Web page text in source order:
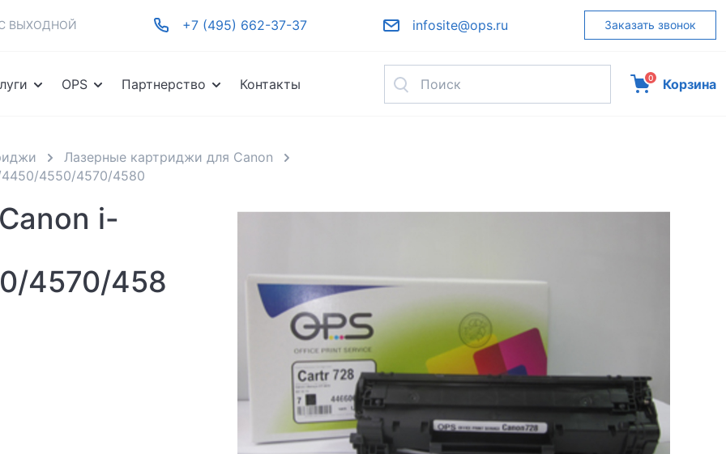
ВЫХОДНОЙ +7 (495) 662-37-37 infosite@ops.ru Заказать звонок
OPS Партнерство Контакты 0 Корзина
Лазерные картриджи для Canon
4550/4570/4580
i-
4570/458